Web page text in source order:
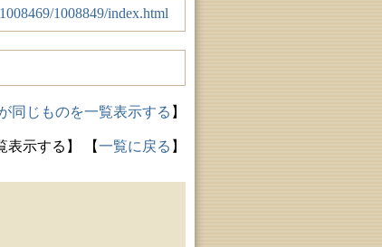
1008849/index.html
同じものを一覧表示する 】
表示する】 【一覧に戻る 】